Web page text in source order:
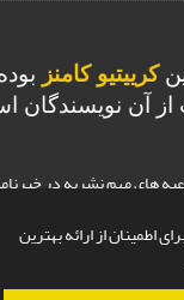
اطمینان از ارائه بهترین
کرییتیو کامنز
از آن نویسندگان
های مهم نشریه در